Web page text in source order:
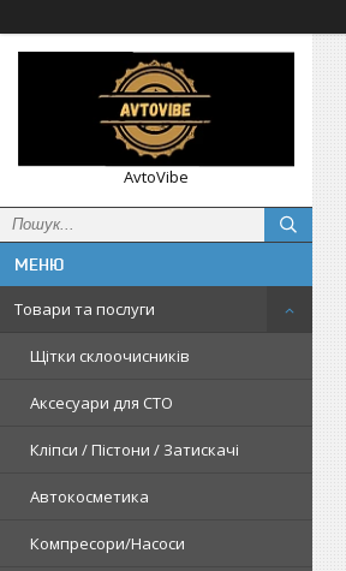
AvtoVibe
Товари та послуги
Щітки склоочисників
Аксесуари для СТО
Кліпси / Пістони / Затискачі
Автокосметика
Компресори/Насоси